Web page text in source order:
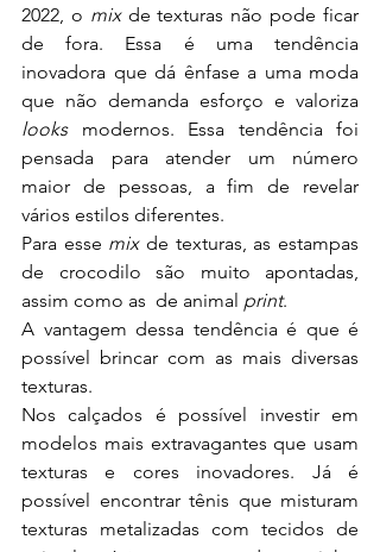
2022, o mix de texturas não pode ficar
de fora. Essa é uma tendência
inovadora que dá ênfase a uma moda
looks modernos. Essa tendência foi
pensada para atender um número
maior de pessoas, a fim de revelar
vários estilos diferentes.
Para esse mix de texturas, as estampas
de crocodilo são muito apontadas,
assim como as de animal print.
A vantagem dessa tendência é que é
possível brincar com as mais diversas
texturas.
Nos calçados é possível investir em
modelos mais extravagantes que usam
texturas e cores inovadores. Já é
possível encontrar tênis que misturam
texturas metalizadas com tecidos de